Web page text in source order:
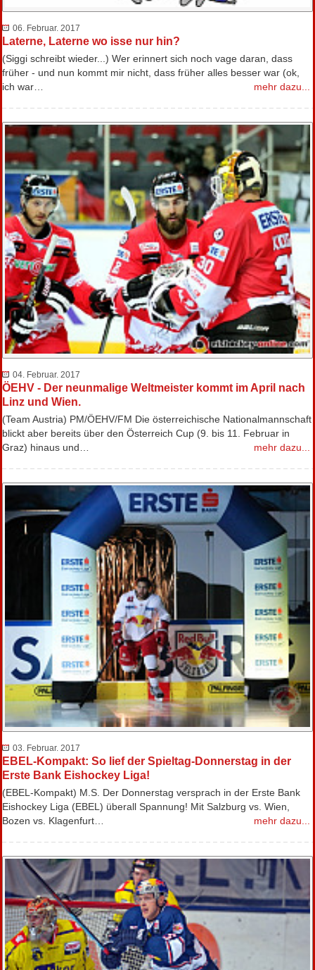
06. Februar. 2017
Laterne, Laterne wo isse nur hin?
(Siggi schreibt wieder...) Wer erinnert sich noch vage daran, dass
früher - und nun kommt mir nicht, dass früher alles besser war (ok,
ich war…
mehr dazu...
04. Februar. 2017
ÖEHV - Der neunmalige Weltmeister kommt im April nach
Linz und Wien.
(Team Austria) PM/ÖEHV/FM Die österreichische Nationalmannschaft
blickt aber bereits über den Österreich Cup (9. bis 11. Februar in
Graz) hinaus und…
mehr dazu...
03. Februar. 2017
EBEL-Kompakt: So lief der Spieltag-Donnerstag in der
Erste Bank Eishockey Liga!
(EBEL-Kompakt) M.S. Der Donnerstag versprach in der Erste Bank
Eishockey Liga (EBEL) überall Spannung! Mit Salzburg vs. Wien,
Bozen vs. Klagenfurt…
mehr dazu...